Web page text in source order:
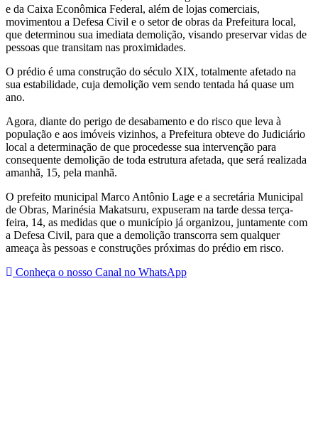
e da Caixa Econômica Federal, além de lojas comerciais,
movimentou a Defesa Civil e o setor de obras da Prefeitura local,
que determinou sua imediata demolição, visando preservar vidas de
pessoas que transitam nas proximidades.
O prédio é uma construção do século XIX, totalmente afetado na
sua estabilidade, cuja demolição vem sendo tentada há quase um
ano.
Agora, diante do perigo de desabamento e do risco que leva à
população e aos imóveis vizinhos, a Prefeitura obteve do Judiciário
local a determinação de que procedesse sua intervenção para
consequente demolição de toda estrutura afetada, que será realizada
amanhã, 15, pela manhã.
O prefeito municipal Marco Antônio Lage e a secretária Municipal
de Obras, Marinésia Makatsuru, expuseram na tarde dessa terça-
feira, 14, as medidas que o município já organizou, juntamente com
a Defesa Civil, para que a demolição transcorra sem qualquer
ameaça às pessoas e construções próximas do prédio em risco.
Conheça o nosso Canal no WhatsApp